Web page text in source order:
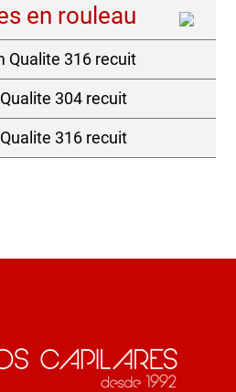
en rouleau
Qualite 316 recuit
304 recuit
316 recuit